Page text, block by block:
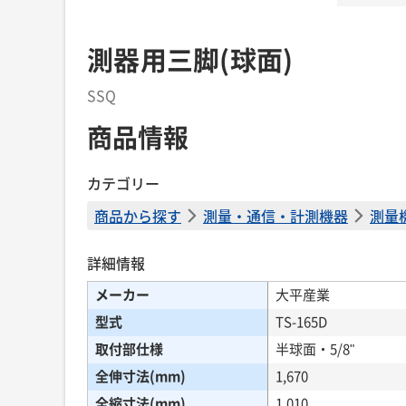
測器用三脚(球面)
SSQ
商品情報
カテゴリー
商品から探す
測量・通信・計測機器 測量
詳細情報
メーカー
大平産業
型式
TS-165D
取付部仕様
半球面・5/8"
全伸寸法(mm)
1,670